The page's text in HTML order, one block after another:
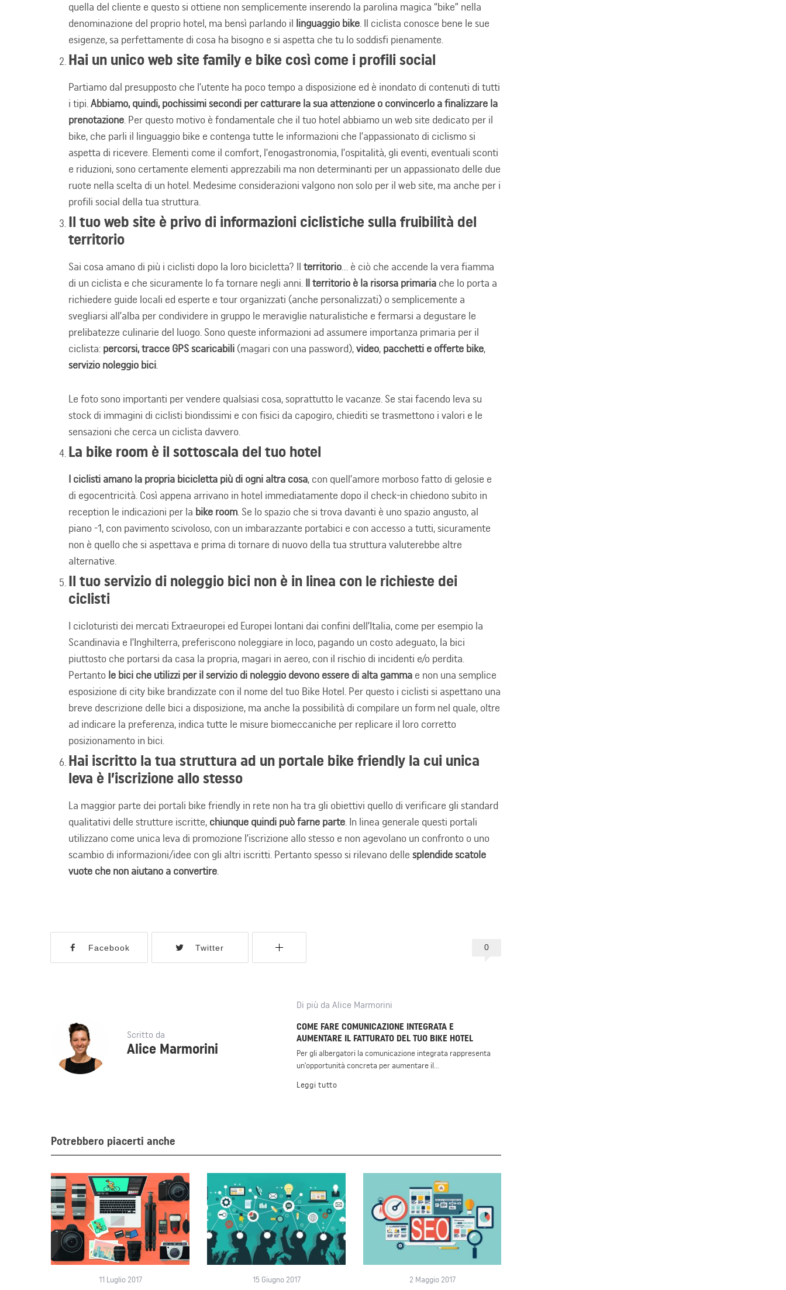
quella del cliente e questo si ottiene non semplicemente inserendo la parolina magica “bike” nella
denominazione del proprio hotel, ma bensì parlando il linguaggio bike . Il ciclista conosce bene le sue
esigenze, sa perfettamente di cosa ha bisogno e si aspetta che tu lo soddisfi pienamente.
Hai un unico web site family e bike così come i profili social
Partiamo dal presupposto che l’utente ha poco tempo a disposizione ed è inondato di contenuti di tutti
i tipi. Abbiamo, quindi, pochissimi secondi per catturare la sua attenzione o convincerlo a finalizzare la
prenotazione . Per questo motivo è fondamentale che il tuo hotel abbiamo un web site dedicato per il
bike, che parli il linguaggio bike e contenga tutte le informazioni che l’appassionato di ciclismo si
aspetta di ricevere. Elementi come il comfort, l’enogastronomia, l’ospitalità, gli eventi, eventuali sconti
e riduzioni, sono certamente elementi apprezzabili ma non determinanti per un appassionato delle due
ruote nella scelta di un hotel. Medesime considerazioni valgono non solo per il web site, ma anche per i
profili social della tua struttura.
Il tuo web site è privo di informazioni ciclistiche sulla fruibilità del
territorio
Sai cosa amano di più i ciclisti dopo la loro bicicletta? Il territorio … è ciò che accende la vera fiamma
di un ciclista e che sicuramente lo fa tornare negli anni. Il territorio è la risorsa primaria che lo porta a
richiedere guide locali ed esperte e tour organizzati (anche personalizzati) o semplicemente a
svegliarsi all’alba per condividere in gruppo le meraviglie naturalistiche e fermarsi a degustare le
prelibatezze culinarie del luogo. Sono queste informazioni ad assumere importanza primaria per il
ciclista: percorsi, tracce GPS scaricabili (magari con una password),video, pacchetti e offerte bike,
servizio noleggio bici
Le foto sono importanti per vendere qualsiasi cosa, soprattutto le vacanze. Se stai facendo leva su
stock di immagini di ciclisti biondissimi e con fisici da capogiro, chiediti se trasmettono i valori e le
sensazioni che cerca un ciclista davvero.
La bike room è il sottoscala del tuo hotel
I ciclisti amano la propria bicicletta più di ogni altra cosa, con quell’amore morboso fatto di gelosie e
di egocentricità. Così appena arrivano in hotel immediatamente dopo il check-in chiedono subito in
reception le indicazioni per la bike room . Se lo spazio che si trova davanti è uno spazio angusto, al
piano -1, con pavimento scivoloso, con un imbarazzante portabici e con accesso a tutti, sicuramente
non è quello che si aspettava e prima di tornare di nuovo della tua struttura valuterebbe altre
alternative.
Il tuo servizio di noleggio bici non è in linea con le richieste dei
ciclisti
I cicloturisti dei mercati Extraeuropei ed Europei lontani dai confini dell’Italia, come per esempio la
Scandinavia e l’Inghilterra, preferiscono noleggiare in loco, pagando un costo adeguato, la bici
piuttosto che portarsi da casa la propria, magari in aereo, con il rischio di incidenti e/o perdita.
Pertanto le bici che utilizzi per il servizio di noleggio devono essere di alta gamma e non una semplice
esposizione di city bike brandizzate con il nome del tuo Bike Hotel. Per questo i ciclisti si aspettano una
breve descrizione delle bici a disposizione, ma anche la possibilità di compilare un form nel quale, oltre
ad indicare la preferenza, indica tutte le misure biomeccaniche per replicare il loro corretto
posizionamento in bici.
Hai iscritto la tua struttura ad un portale bike friendly la cui unica
leva è l’iscrizione allo stesso
La maggior parte dei portali bike friendly in rete non ha tra gli obiettivi quello di verificare gli standard
qualitativi delle strutture iscritte, chiunque quindi può farne parte . In linea generale questi portali
utilizzano come unica leva di promozione l’iscrizione allo stesso e non agevolano un confronto o uno
scambio di informazioni/idee con gli altri iscritti. Pertanto spesso si rilevano delle splendide scatole
vuote che non aiutano a convertire
0
Facebook Twitter
Scritto da
Alice Marmorini
Di più da Alice Marmorini
COME FARE COMUNICAZIONE INTEGRATA E
AUMENTARE IL FATTURATO DEL TUO BIKE HOTEL
Per gli albergatori la comunicazione integrata rappresenta
un’opportunità concreta per aumentare il...
Leggi tutto
Potrebbero piacerti anche
11 Luglio 2017 15 Giugno 2017 2 Maggio 2017